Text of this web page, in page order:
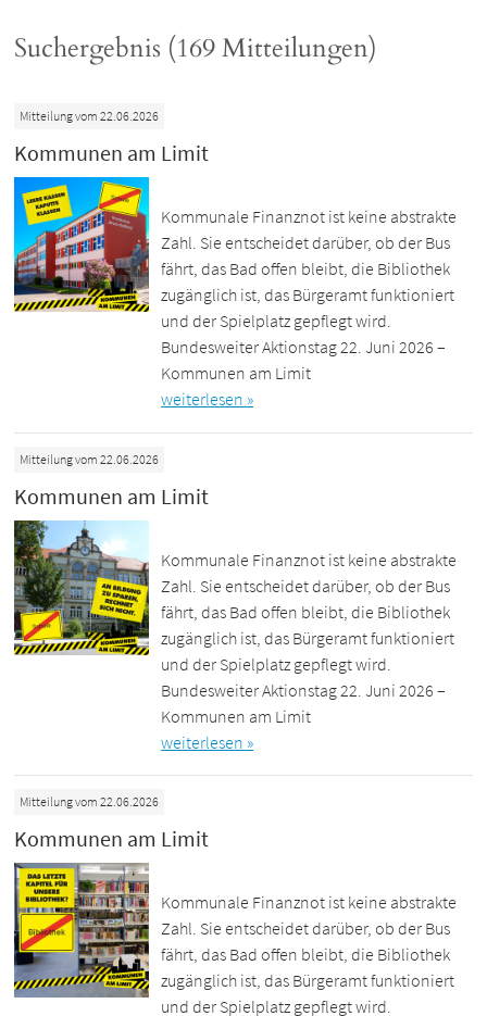
Suchergebnis (169 Mitteilungen)
Mitteilung vom 22.06.2026
Kommunen am Limit
Kommunale Finanznot ist keine abstrakte
Zahl. Sie entscheidet darüber, ob der Bus
fährt, das Bad offen bleibt, die Bibliothek
zugänglich ist, das Bürgeramt funktioniert
und der Spielplatz gepflegt wird.
Bundesweiter Aktionstag 22. Juni 2026 –
Kommunen am Limit
weiterlesen »
Mitteilung vom 22.06.2026
Kommunen am Limit
Kommunale Finanznot ist keine abstrakte
Zahl. Sie entscheidet darüber, ob der Bus
fährt, das Bad offen bleibt, die Bibliothek
zugänglich ist, das Bürgeramt funktioniert
und der Spielplatz gepflegt wird.
Bundesweiter Aktionstag 22. Juni 2026 –
Kommunen am Limit
weiterlesen »
Mitteilung vom 22.06.2026
Kommunen am Limit
Kommunale Finanznot ist keine abstrakte
Zahl. Sie entscheidet darüber, ob der Bus
fährt, das Bad offen bleibt, die Bibliothek
zugänglich ist, das Bürgeramt funktioniert
und der Spielplatz gepflegt wird.